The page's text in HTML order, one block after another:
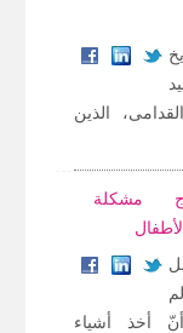
الذين
مشكلة
أخذ أشياء